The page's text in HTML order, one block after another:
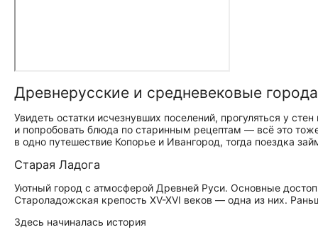
Древнерусские и средневековые
Увидеть остатки исчезнувших поселений, прогуляться у
и попробовать блюда по старинным рецептам — всё это
в одно путешествие Копорье и Ивангород, тогда поездка
Старая Ладога
Уютный город с атмосферой Древней Руси. Основные
Староладожская крепость XV-XVI веков — одна из них.
Здесь начиналась история